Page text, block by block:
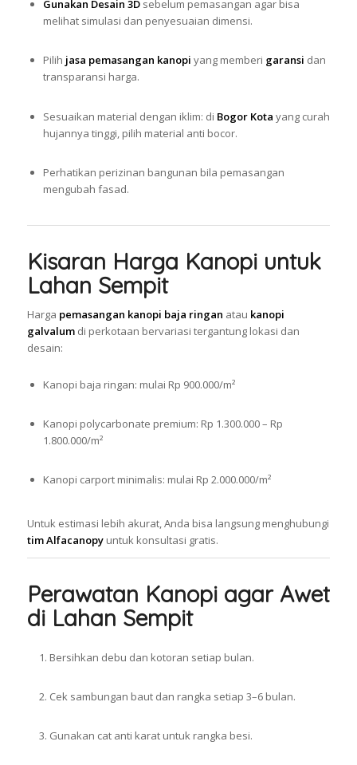
Gunakan Desain 3Dsebelum pemasangan agar bisa
melihat simulasi dan penyesuaian dimensi.
Pilih jasa pemasangan kanopi yang memberi garansi dan
transparansi harga.
Sesuaikan material dengan iklim: di Bogor Kota yang curah
hujannya tinggi, pilih material anti bocor.
Perhatikan perizinan bangunan bila pemasangan
mengubah fasad.
Kisaran Harga Kanopi untuk
Lahan Sempit
Harga pemasangan kanopi baja ringan atau kanopi
galvalumdi perkotaan bervariasi tergantung lokasi dan
desain:
Kanopi baja ringan: mulai Rp 900.000/m²
Kanopi polycarbonate premium: Rp 1.300.000 – Rp
1.800.000/m²
Kanopi carport minimalis: mulai Rp 2.000.000/m²
Untuk estimasi lebih akurat, Anda bisa langsung menghubungi
tim Alfacanopyuntuk konsultasi gratis.
Perawatan Kanopi agar Awet
di Lahan Sempit
Bersihkan debu dan kotoran setiap bulan.
Cek sambungan baut dan rangka setiap 3–6 bulan.
Gunakan cat anti karat untuk rangka besi.